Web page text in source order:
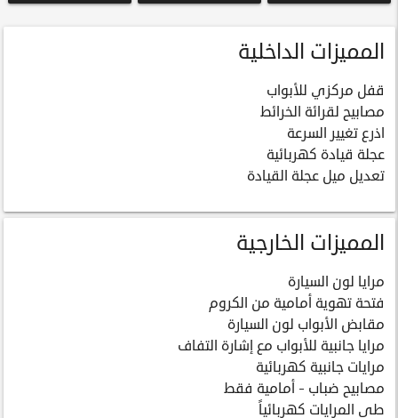
المميزات الداخلية
قفل مركزي للأبواب
مصابيح لقرائة الخرائط
اذرع تغيير السرعة
عجلة قيادة كهربائية
تعديل ميل عجلة القيادة
المميزات الخارجية
مرايا لون السيارة
فتحة تهوية أمامية من الكروم
مقابض الأبواب لون السيارة
مرايا جانبية للأبواب مع إشارة التفاف
مرايات جانبية كهربائية
مصابيح ضباب - أمامية فقط
طى المرايات كهربائياً